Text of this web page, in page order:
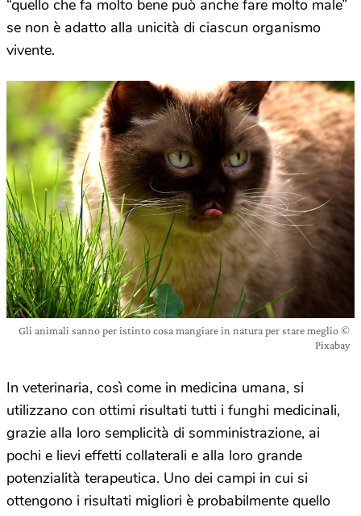
“quello che fa molto bene può anche fare molto male”
se non è adatto alla unicità di ciascun organismo
vivente.
Gli animali sanno per istinto cosa mangiare in natura per stare meglio ©
Pixabay
In veterinaria, così come in medicina umana, si
utilizzano con ottimi risultati tutti i funghi medicinali,
grazie alla loro semplicità di somministrazione, ai
pochi e lievi effetti collaterali e alla loro grande
potenzialità terapeutica. Uno dei campi in cui si
ottengono i risultati migliori è probabilmente quello